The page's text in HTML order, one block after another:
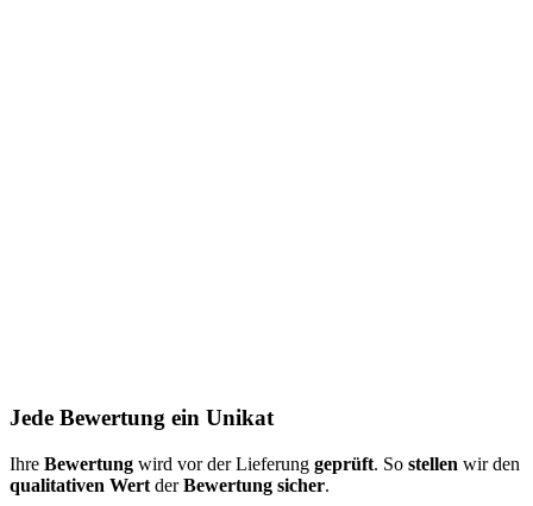
Jede Bewertung ein Unikat
Ihre Bewertung wird vor der Lieferung geprüft. So stellen wir den
qualitativen Wert derBewertung sicher.